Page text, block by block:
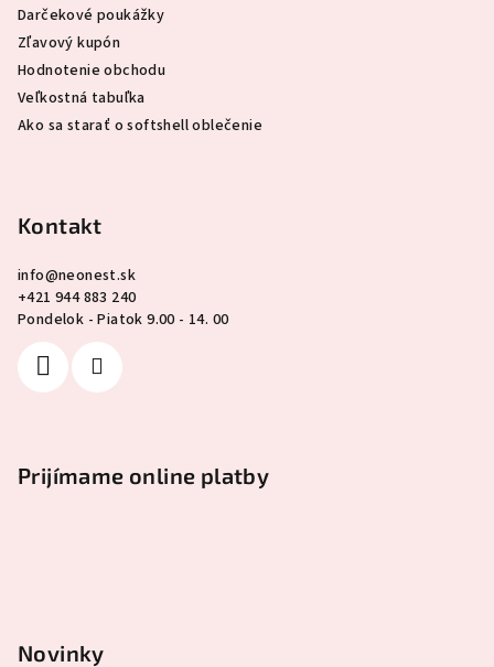
Darčekové poukážky
Zľavový kupón
Hodnotenie obchodu
Veľkostná tabuľka
Ako sa starať o softshell oblečenie
Kontakt
info@neonest.sk
+421 944 883 240
Pondelok - Piatok 9.00 - 14. 00
Prijímame online platby
Novinky